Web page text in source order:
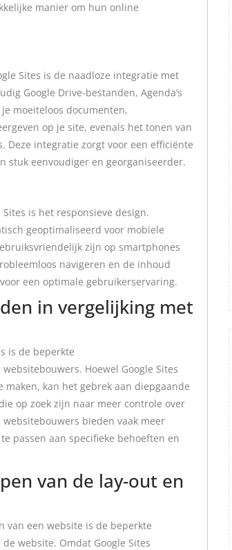
manier om hun online
Sites is de naadloze integratie met
Google Drive-bestanden, Agenda’s
moeiteloos documenten,
op je site, evenals het tonen van
Deze integratie zorgt voor een efficiënte
stuk eenvoudiger en georganiseerder.
is het responsieve design.
geoptimaliseerd voor mobiele
zijn op smartphones
navigeren en de inhoud
een optimale gebruikerservaring.
in vergelijking met
is de beperkte
Hoewel Google Sites
kan het gebrek aan diepgaande
op zoek zijn naar meer controle over
bieden vaak meer
passen aan specifieke behoeften en
van de lay-out en
van een website is de beperkte
website. Omdat Google Sites